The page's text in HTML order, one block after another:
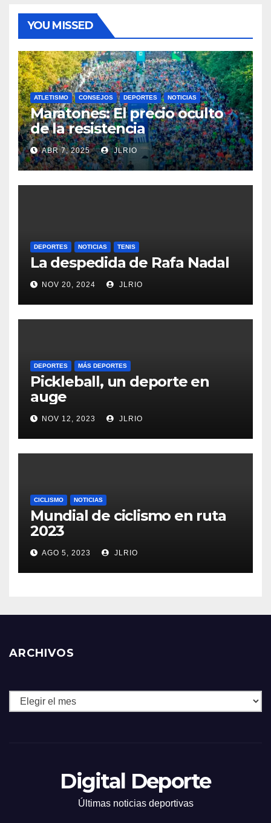
YOU MISSED
ATLETISMO CONSEJOS DEPORTES NOTICIAS
Maratones: El precio oculto
de la resistencia
ABR 7, 2025 JLRIO
DEPORTES NOTICIAS TENIS
La despedida de Rafa Nadal
NOV 20, 2024 JLRIO
DEPORTES MÁS DEPORTES
Pickleball, un deporte en
auge
NOV 12, 2023 JLRIO
CICLISMO NOTICIAS
Mundial de ciclismo en ruta
2023
AGO 5, 2023 JLRIO
ARCHIVOS
Archivos
Digital Deporte
Últimas noticias deportivas